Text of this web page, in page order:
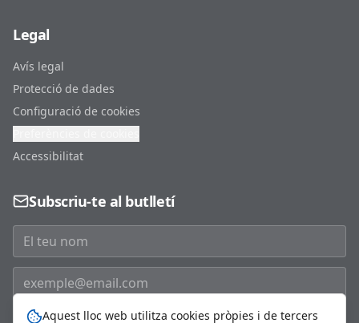
Legal
Avís legal
Protecció de dades
Configuració de cookies
Accessibilitat
Subscriu-te al butlletí
Aquest lloc web utilitza cookies pròpies i de tercers